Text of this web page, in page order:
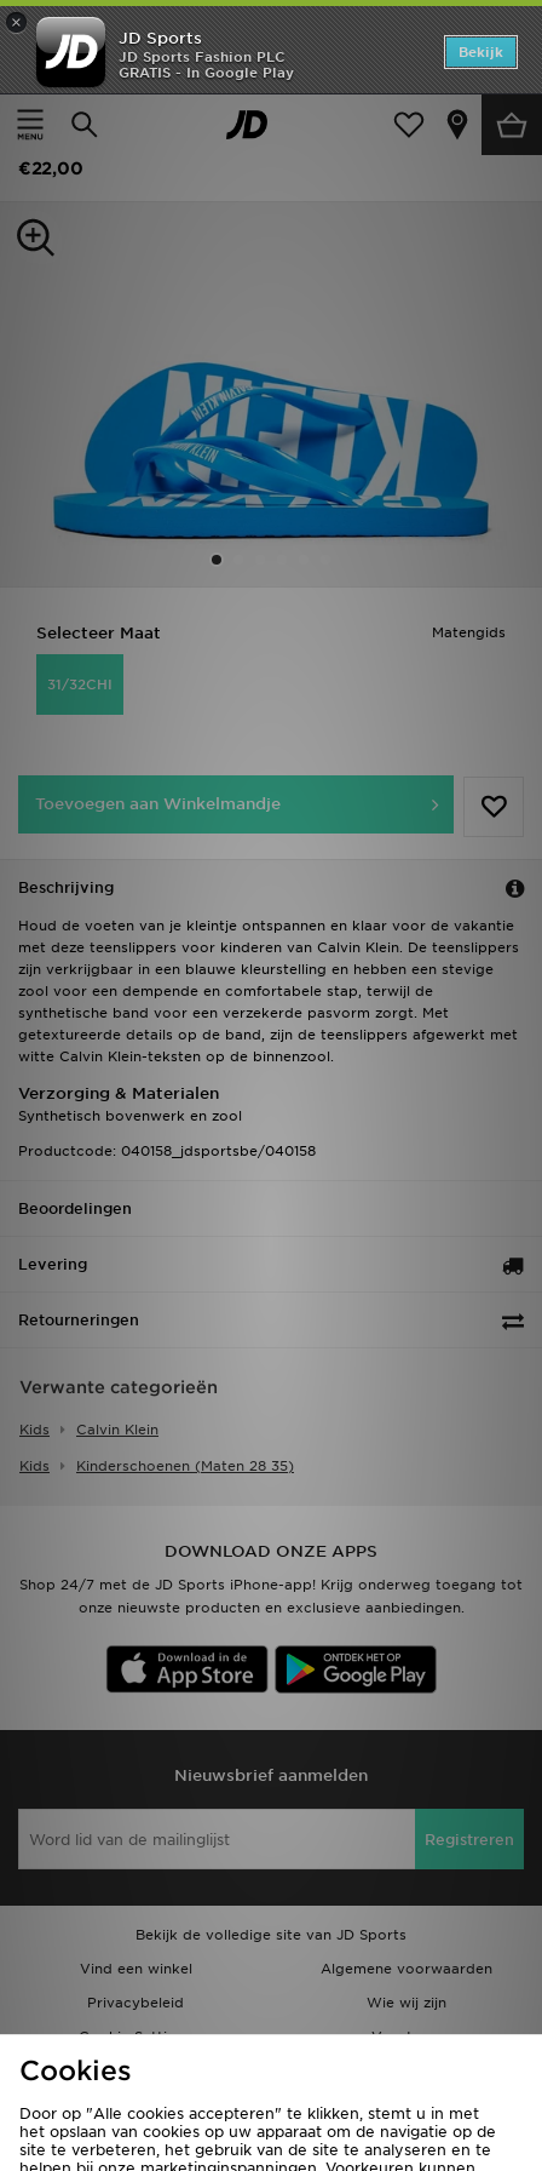
×
JD Sports
JD Sports Fashion PLC
GRATIS - In Google Play
Bekijk
Thuis
Kids Kinderschoenen (Maten 28-35)
Calvin Klein Flip Flop Sandals Children
€22,00
Matengids
Selecteer Maat
31/32CHI
Toevoegen aan Winkelmandje
Beschrijving
Houd de voeten van je kleintje ontspannen en klaar voor de vakantie
met deze teenslippers voor kinderen van Calvin Klein. De teenslippers
zijn verkrijgbaar in een blauwe kleurstelling en hebben een stevige
zool voor een dempende en comfortabele stap, terwijl de
synthetische band voor een verzekerde pasvorm zorgt. Met
getextureerde details op de band, zijn de teenslippers afgewerkt met
witte Calvin Klein-teksten op de binnenzool.
Verzorging & Materialen
Synthetisch bovenwerk en zool
Productcode: 040158_jdsportsbe/040158
Beoordelingen
Levering
Retourneringen
Verwante categorieën
Kids Calvin Klein
Kids Kinderschoenen (maten 28 35)
DOWNLOAD ONZE APPS
Shop 24/7 met de JD Sports iPhone-app! Krijg onderweg toegang tot
onze nieuwste producten en exclusieve aanbiedingen.
Nieuwsbrief aanmelden
Registreren
Bekijk de volledige site van JD Sports
Vind een winkel
Algemene voorwaarden
Privacybeleid
Wie wij zijn
Cookie Settings
Vacatures
Bestellingen en Levering
Home
Offers
Dames
Bestelling traceren
Cookies
Door op "Alle cookies accepteren" te klikken, stemt u in met
het opslaan van cookies op uw apparaat om de navigatie op de
site te verbeteren, het gebruik van de site te analyseren en te